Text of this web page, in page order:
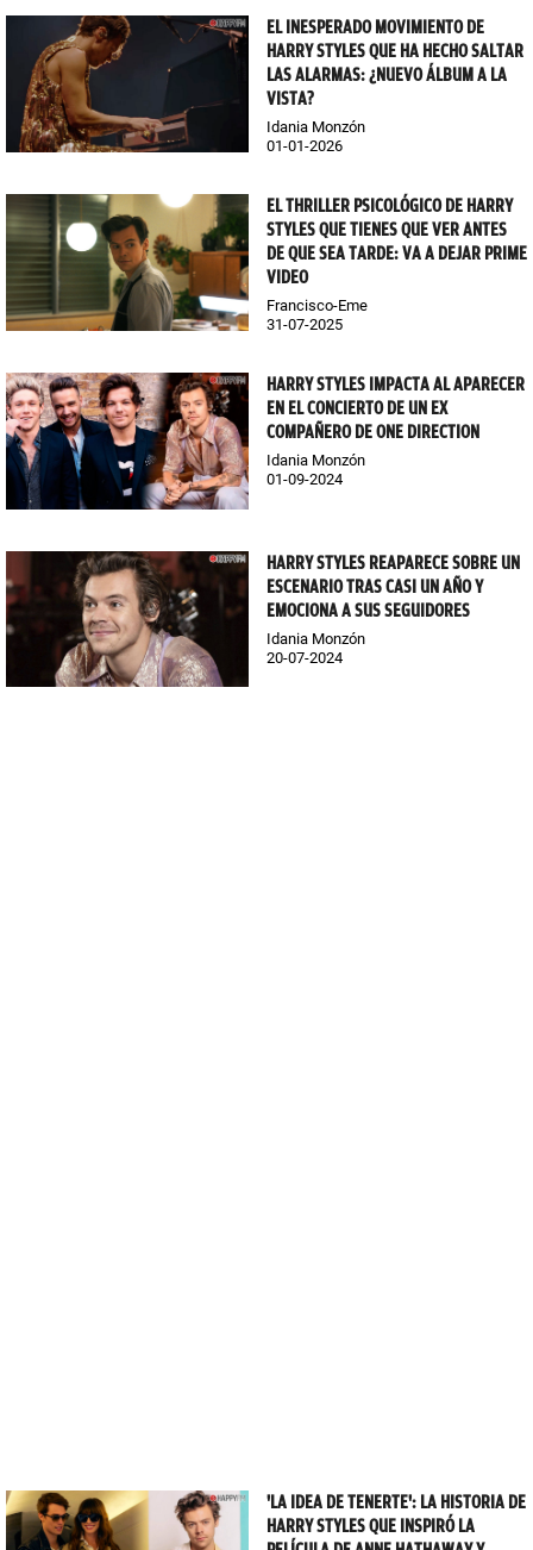
EL INESPERADO MOVIMIENTO DE
HARRY STYLES QUE HA HECHO SALTAR
LAS ALARMAS: ¿NUEVO ÁLBUM A LA
VISTA?
Idania Monzón
01-01-2026
EL THRILLER PSICOLÓGICO DE HARRY
STYLES QUE TIENES QUE VER ANTES
DE QUE SEA TARDE: VA A DEJAR PRIME
VIDEO
Francisco-Eme
31-07-2025
HARRY STYLES IMPACTA AL APARECER
EN EL CONCIERTO DE UN EX
COMPAÑERO DE ONE DIRECTION
Idania Monzón
01-09-2024
HARRY STYLES REAPARECE SOBRE UN
ESCENARIO TRAS CASI UN AÑO Y
EMOCIONA A SUS SEGUIDORES
Idania Monzón
20-07-2024
'LA IDEA DE TENERTE': LA HISTORIA DE
HARRY STYLES QUE INSPIRÓ LA